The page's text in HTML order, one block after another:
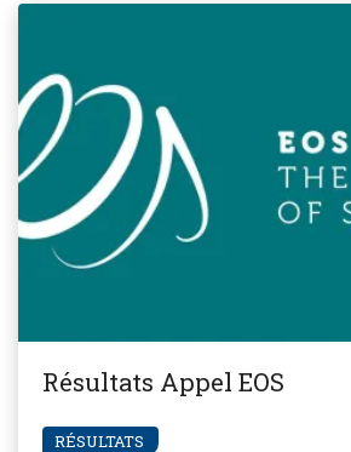
Résultats Appel EOS
RÉSULTATS